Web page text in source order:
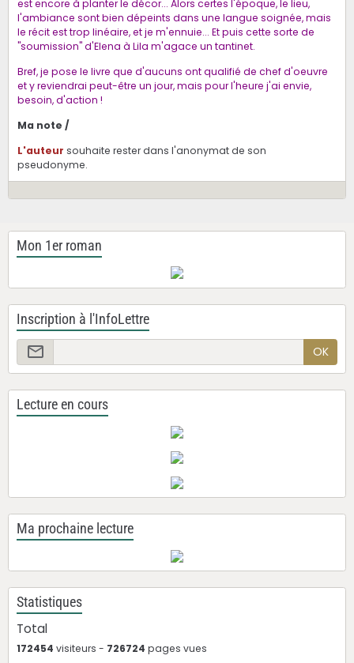
est encore à planter le décor... Alors certes l'époque, le lieu,
l'ambiance sont bien dépeints dans une langue soignée, mais
le récit est trop linéaire, et je m'ennuie... Et puis cette sorte de
"soumission" d'Elena à Lila m'agace un tantinet.
Bref, je pose le livre que d'aucuns ont qualifié de chef d'oeuvre
et y reviendrai peut-être un jour, mais pour l'heure j'ai envie,
besoin, d'action !
Ma note /
L'auteur souhaite rester dans l'anonymat de son
pseudonyme.
Mon 1er roman
Inscription à l'InfoLettre
OK
Lecture en cours
Ma prochaine lecture
Statistiques
Total
172454 visiteurs - 726724 pages vues